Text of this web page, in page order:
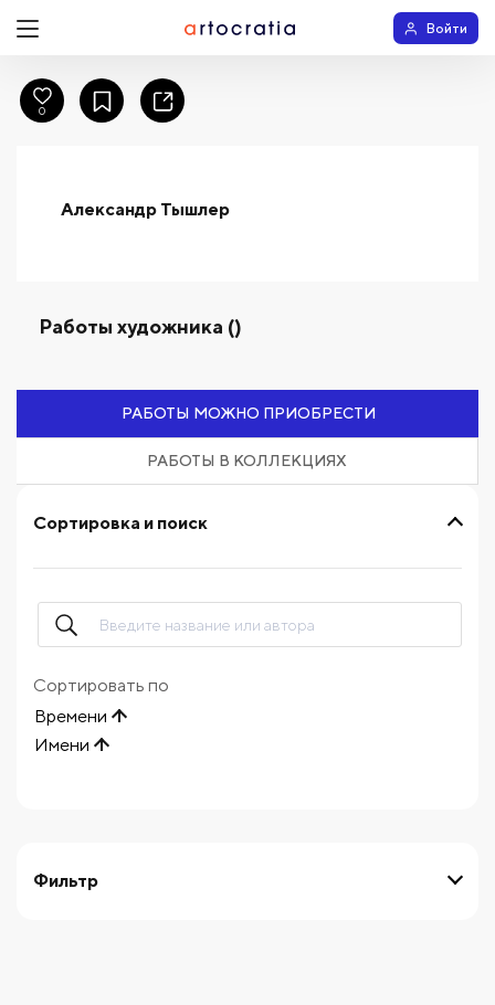
Войти
Александр Тышлер
Работы художника ()
РАБОТЫ МОЖНО ПРИОБРЕСТИ
РАБОТЫ В КОЛЛЕКЦИЯХ
Фильтр
Сортировка и поиск
Сортировать по
Времени
Имени
0